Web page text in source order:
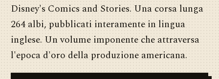
Disney's Comics and Stories. Una corsa lunga
264 albi, pubblicati interamente in lingua
inglese. Un volume imponente che attraversa
l'epoca d'oro della produzione americana.